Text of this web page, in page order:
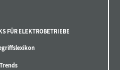
FÜR ELEKTROBETRIEBE
Trends